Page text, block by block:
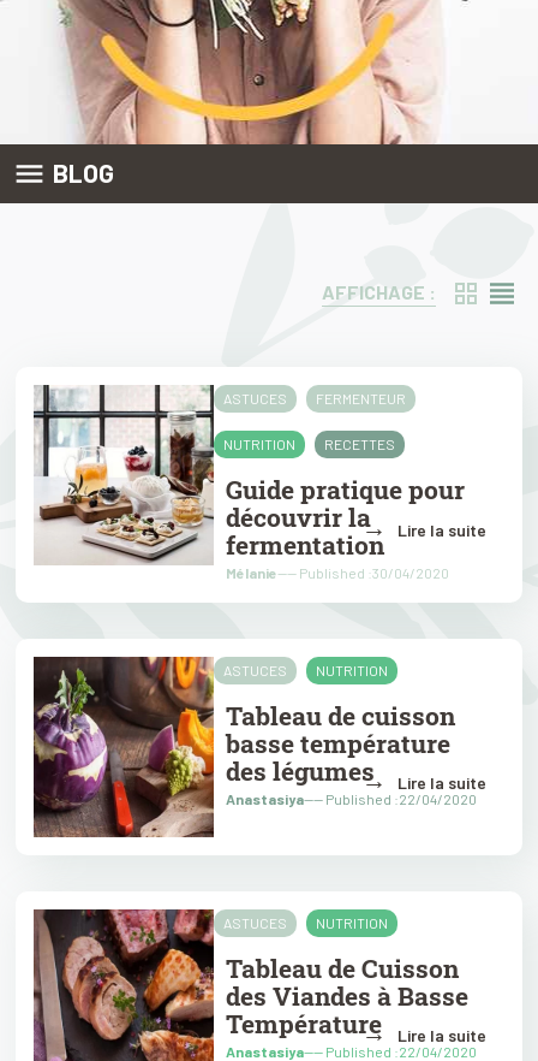
 BLOG
AFFICHAGE :
ASTUCES FERMENTEUR
NUTRITION RECETTES
Guide pratique pour
découvrir la
fermentation
Mélanie---- Published :30/04/2020
→ Lire la suite
ASTUCES NUTRITION
Tableau de cuisson
basse température
des légumes
Anastasiya---- Published :22/04/2020
→ Lire la suite
ASTUCES NUTRITION
Tableau de Cuisson
des Viandes à Basse
Température
Anastasiya---- Published :22/04/2020
→ Lire la suite